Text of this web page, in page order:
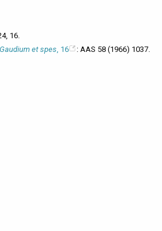
16.
Gaudium et spes, 16 : AAS 58 (1966) 1037.